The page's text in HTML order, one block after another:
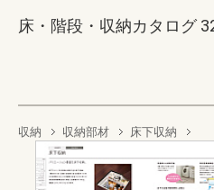
床・階段・収納カタログ
収納 収納部材 床下収納